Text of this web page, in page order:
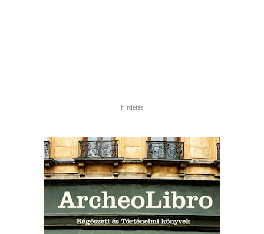
hirdetés